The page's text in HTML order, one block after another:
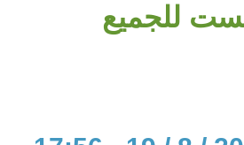
للجميع